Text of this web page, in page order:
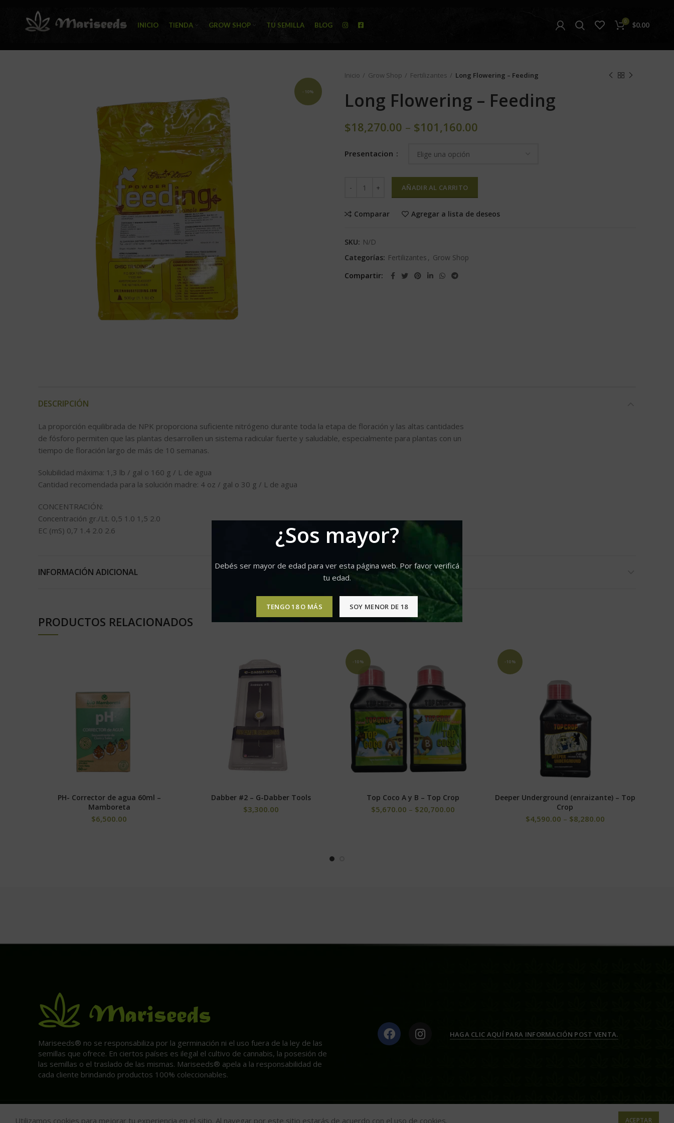
¿Sos mayor?
Debés ser mayor de edad para ver esta página web. Por favor verificá
tu edad.
TENGO 18 O MÁS SOY MENOR DE 18
INICIO TIENDA GROW SHOP TU SEMILLA BLOG 0 $0.00
-10%
Inicio Grow Shop Fertilizantes Long Flowering – Feeding
Long Flowering – Feeding
$18,270.00 – $101,160.00
Presentacion
AÑADIR AL CARRITO
Comparar Agregar a lista de deseos
SKU: N/D
Categorías: Fertilizantes , Grow Shop
Compartir
DESCRIPCIÓN
La proporción equilibrada de NPK proporciona suficiente nitrógeno durante toda la etapa de floración y las altas cantidades
de fósforo permiten que las plantas desarrollen un sistema radicular fuerte y saludable, especialmente para plantas con un
tiempo de floración largo de más de 10 semanas.
Solubilidad máxima: 1,3 lb / gal o 160 g / L de agua
Cantidad recomendada para la solución madre: 4 oz / gal o 30 g / L de agua
CONCENTRACIÓN:
Concentración gr./Lt. 0,5 1.0 1,5 2.0
EC (mS) 0,7 1.4 2.0 2.6
NPK: 18-12-18
Nitrógeno al 10%
8% de nitrógeno amoniacal
Cobre soluble (como quelato de EDTA) [Cu] 0,04%
Hierro soluble (como quelato de EDTA) [Fe] 0,1%
Manganeso soluble (como quelato de EDTA) [Mn] 0,05%
Molibdeno soluble [Mo] 0,01%
Zinc soluble (como quelato de EDTA) [Zn] 0,01%
El boro, al ser uno de los oligoelementos, solo se necesita en pequeñas cantidades, pero es esencial para las funciones de la planta, como la formación de tubos polínicos,
equilibrar las cantidades de azúcar y almidón dentro de la planta y ayudar a transportar iones de potasio dentro de las membranas celulares. . El boro no es móvil en las
INFORMACIÓN ADICIONAL
PRODUCTOS RELACIONADOS
AÑADIR AL CARRITO
PH- Corrector de agua 60ml –
Mamboreta
$6,500.00
AÑADIR AL CARRITO
Dabber #2 – G-Dabber Tools
$3,300.00
-10%
SELECCIONAR OPCIONES
Top Coco A y B – Top Crop
$5,670.00 – $20,700.00
-10%
SELECCIONAR OPCIONES
Deeper Underground (enraizante) – Top
Crop
$4,590.00 – $8,280.00
Mariseeds® no se responsabiliza por la germinación ni el uso fuera de la ley de las
semillas que ofrece. En ciertos países es ilegal el cultivo de cannabis, la posesión de
las semillas o el traslado de las mismas. Mariseeds® apela a la responsabilidad de
cada cliente brindando productos 100% coleccionables.
HAGA CLIC AQUÍ PARA INFORMACIÓN POST VENTA.
Utilizamos cookies para mejorar tu experiencia en el sitio. Al navegar por este sitio estarás de acuerdo con el uso de cookies. ACEPTAR